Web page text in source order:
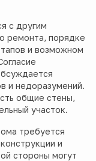
с другим
ремонта, порядке
и возможном
и недоразумений.
общие стены,
участок.
требуется
и
стороны могут